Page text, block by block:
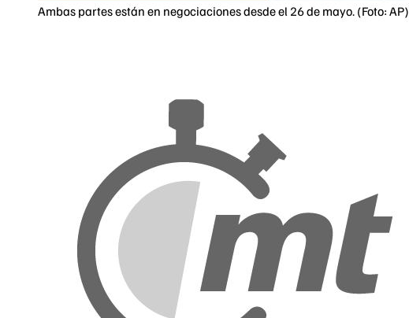
Ambas partes están en negociaciones desde el 26 de mayo. (Foto: AP)